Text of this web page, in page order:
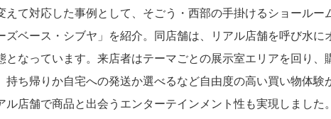
て対応した事例として、そごう・西部の手掛けるショールー
ズベース・シブヤ」を紹介。同店舗は、リアル店舗を呼び水に
となっています。来店者はテーマごとの展示室エリアを回り、
持ち帰りか自宅への発送か選べるなど自由度の高い買い物体験
ル店舗で商品と出会うエンターテインメント性も実現しました。